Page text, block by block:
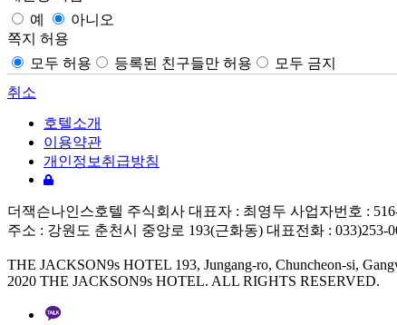
예
아니오
쪽지 허용
모두 허용
등록된 친구들만 허용
모두 금지
취소
호텔소개
이용약관
개인정보취급방침
더잭슨나인스호텔 주식회사 대표자 : 최영두 사업자번호 :
주소 : 강원도 춘천시 중앙로 193(근화동) 대표전화 : 033)253-
THE JACKSON9s HOTEL 193, Jungang-ro, Chuncheon-si,
2020 THE JACKSON9s HOTEL. ALL RIGHTS RESERVED.